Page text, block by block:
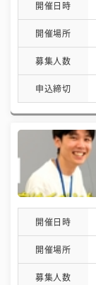
開催日時
開催場所
募集人数
申込締切
開催日時
開催場所
募集人数